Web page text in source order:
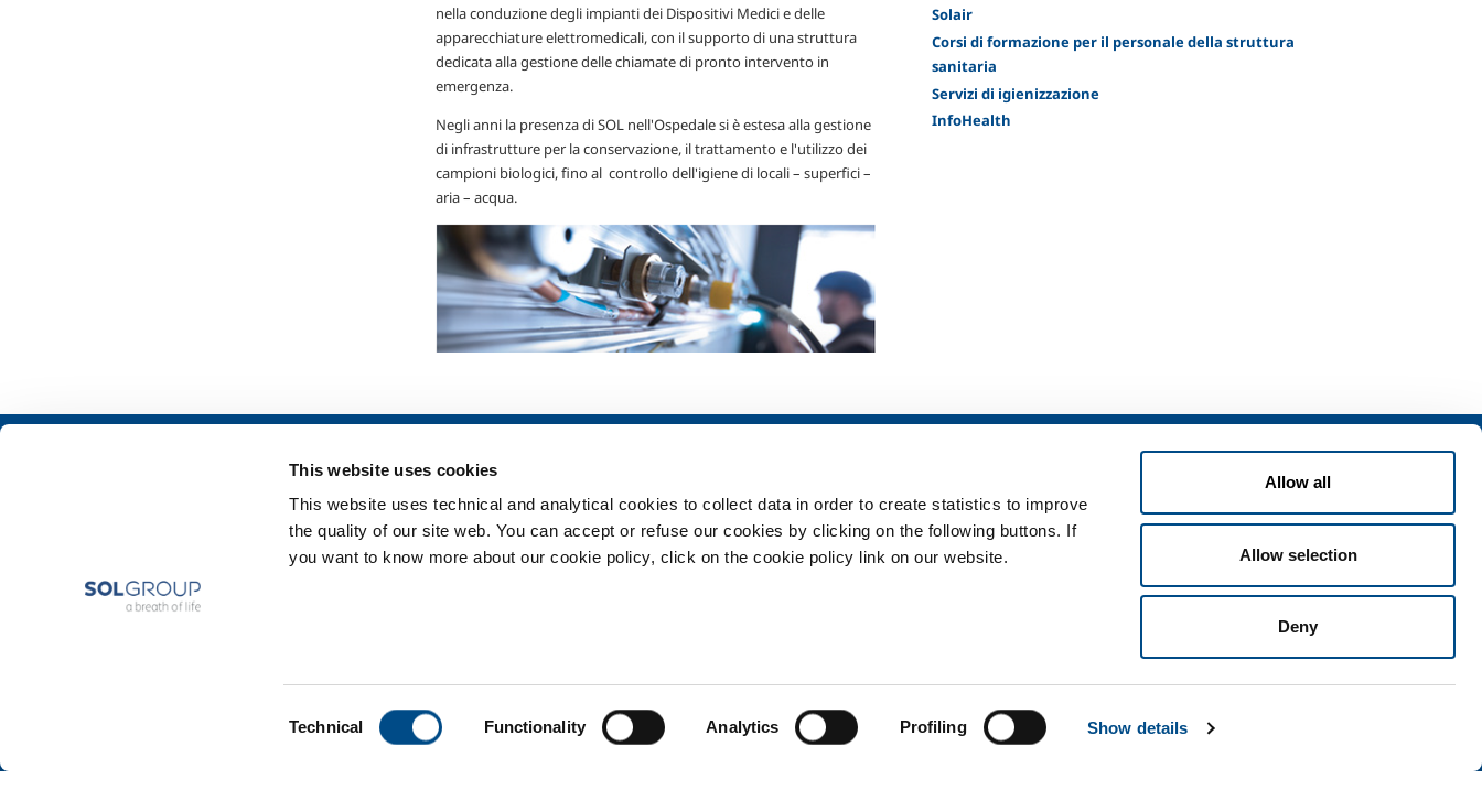
This website uses cookies
This website uses technical and analytical cookies to collect data in order to create statistics to improve
the quality of our site web. You can accept or refuse our cookies by clicking on the following buttons. If
you want to know more about our cookie policy, click on the cookie policy link on our website.
Technical Functionality Analytics Profiling Show details
Allow all
Allow selection
Deny
nella conduzione degli impianti dei Dispositivi Medici e delle
apparecchiature elettromedicali, con il supporto di una struttura
dedicata alla gestione delle chiamate di pronto intervento in
emergenza.
Negli anni la presenza di SOL nell'Ospedale si è estesa alla gestione
di infrastrutture per la conservazione, il trattamento e l'utilizzo dei
campioni biologici, fino al controllo dell'igiene di locali – superfici –
aria – acqua.
Solair
Corsi di formazione per il personale della struttura
sanitaria
Servizi di igienizzazione
InfoHealth
Sicurezza, ambiente e qualità
Food & Beverage
Metal Production
Metal Fabrication
Chemistry & Pharma
Servizi
Impianti dispositivo medico
Gas medicali
Prodotti e servizi per la sanità
Privacy Cookies Termini e condizioni Disclaimer Mappa del sito